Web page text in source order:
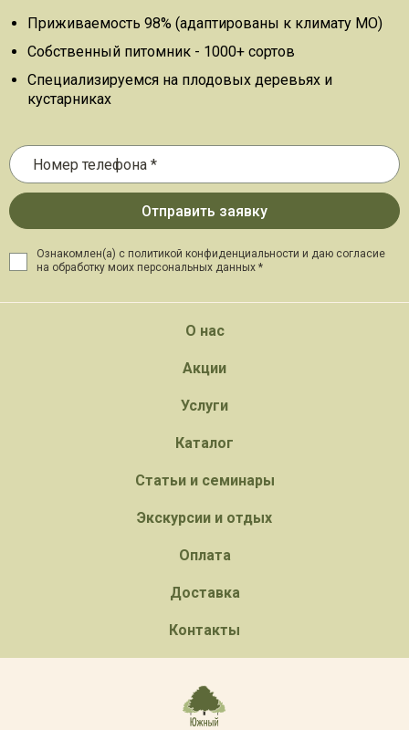
Приживаемость 98% (адаптированы к климату МО)
Собственный питомник - 1000+ сортов
Специализируемся на плодовых деревьях и
кустарниках
Ознакомлен(а) с политикой конфиденциальности и даю согласие
на обработку моих персональных данных *
О нас
Акции
Услуги
Каталог
Статьи и семинары
Экскурсии и отдых
Оплата
Доставка
Контакты